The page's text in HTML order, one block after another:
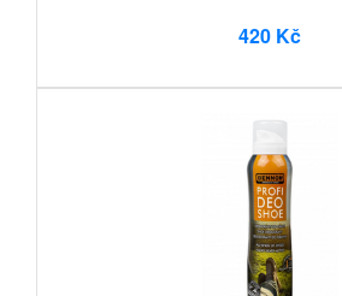
420 Kč